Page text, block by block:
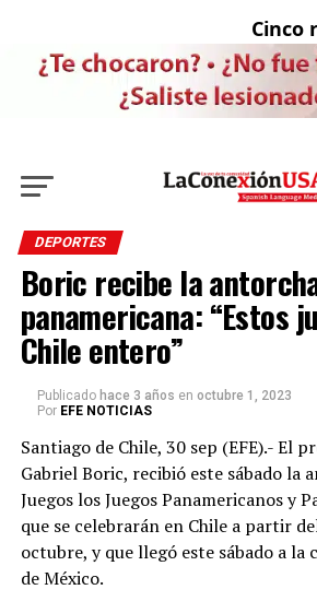
Cinco
DEPORTES
Boric recibe la
panamericana: “Estos
Chile entero”
Publicado hace 3 años en octubre 1, 2023
Por EFE NOTICIAS
Santiago de Chile, 30 sep (EFE).- El
Gabriel Boric, recibió este sábado la
Juegos los Juegos Panamericanos y
que se celebrarán en Chile a partir
octubre, y que llegó este sábado a
de México.